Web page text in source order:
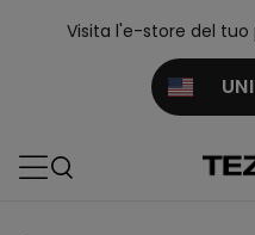
Visita l'e-store del tuo